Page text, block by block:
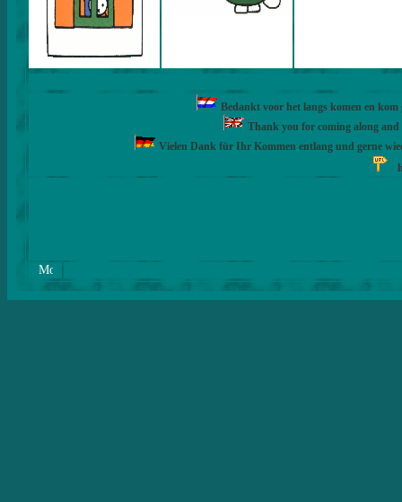
Bedankt voor het langs komen en
Thank you for coming along and
Vielen Dank für Ihr Kommen entlang und gerne